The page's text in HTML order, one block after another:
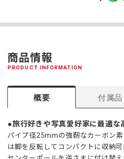
商品情報
PRODUCT INFORMATION
概要 付属品
旅行好きや写真愛好家に最適な
パイプ径25mmの強靭なカーボン
は脚を反転してコンパクトに収納可